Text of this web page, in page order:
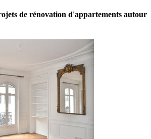
de rénovation d'appartements autour